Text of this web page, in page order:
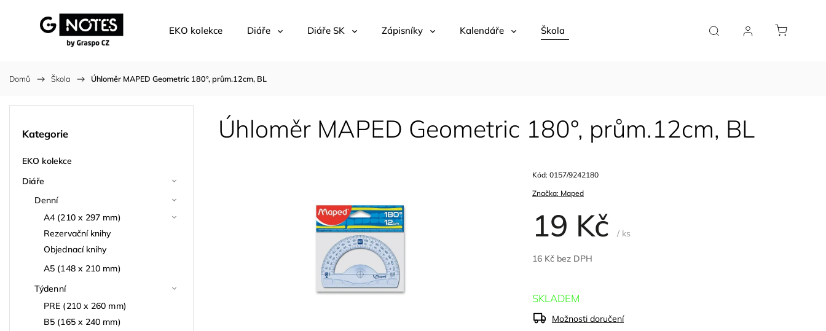
EKO kolekce Diáře Diáře SK Zápisníky Kalendáře Škola Plánovače Pro kavárny
Domů / Škola / Úhloměr MAPED Geometric 180°, prům.12cm, BL
Kategorie
EKO kolekce
Diáře
Denní
A4 (210 x 297 mm)
Rezervační knihy
Objednací knihy
A5 (148 x 210 mm)
Týdenní
PRE (210 x 260 mm)
B5 (165 x 240 mm)
Úhloměr MAPED Geometric 180°, prům.12cm, BL
Značka: Maped
19 Kč / ks
16 Kč bez DPH
Kód: 0157/9242180
SKLADEM
Možnosti doručení